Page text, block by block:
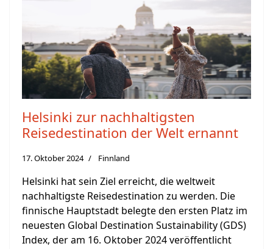
Helsinki zur nachhaltigsten
Reisedestination der Welt ernannt
17. Oktober 2024 Finnland
Helsinki hat sein Ziel erreicht, die weltweit
nachhaltigste Reisedestination zu werden. Die
finnische Hauptstadt belegte den ersten Platz im
neuesten Global Destination Sustainability (GDS)
Index, der am 16. Oktober 2024 veröffentlicht